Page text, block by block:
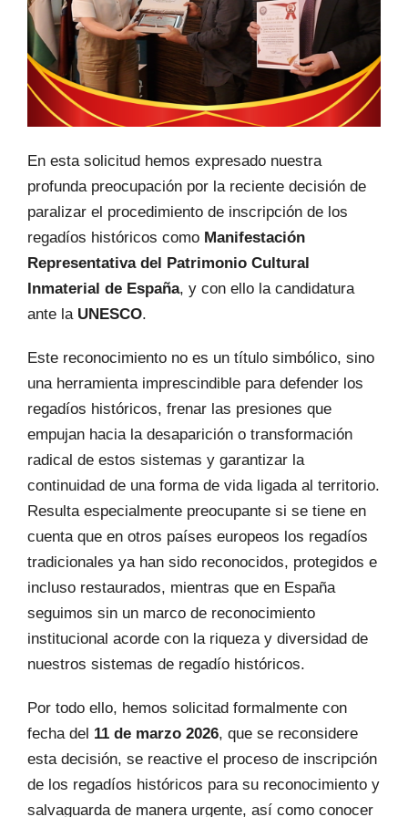
En esta solicitud hemos expresado nuestra
profunda preocupación por la reciente decisión de
paralizar el procedimiento de inscripción de los
regadíos históricos como Manifestación
Representativa del Patrimonio Cultural
Inmaterial de España, y con ello la candidatura
ante la UNESCO.
Este reconocimiento no es un título simbólico, sino
una herramienta imprescindible para defender los
regadíos históricos, frenar las presiones que
empujan hacia la desaparición o transformación
radical de estos sistemas y garantizar la
continuidad de una forma de vida ligada al territorio.
Resulta especialmente preocupante si se tiene en
cuenta que en otros países europeos los regadíos
tradicionales ya han sido reconocidos, protegidos e
incluso restaurados, mientras que en España
seguimos sin un marco de reconocimiento
institucional acorde con la riqueza y diversidad de
nuestros sistemas de regadío históricos.
Por todo ello, hemos solicitad formalmente con
fecha del 11 de marzo 2026, que se reconsidere
esta decisión, se reactive el proceso de inscripción
de los regadíos históricos para su reconocimiento y
salvaguarda de manera urgente, así como conocer